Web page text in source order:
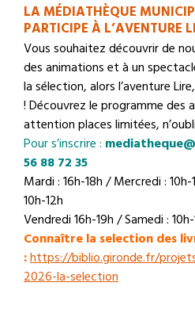
LA MÉDIATHÈQUE
PARTICIPE À L’AVENTURE
Vous souhaitez découvrir de
des animations et à un
la sélection, alors l’aventure
!Découvrez le programme des
attention places limitées,
Pour s’inscrire :
56 88 72 35
Mardi : 16h-18h / Mercredi :
10h-12h
Vendredi 16h-19h / Samedi :
Connaître la selection des
:https://biblio.gironde.fr/
2026-la-selection